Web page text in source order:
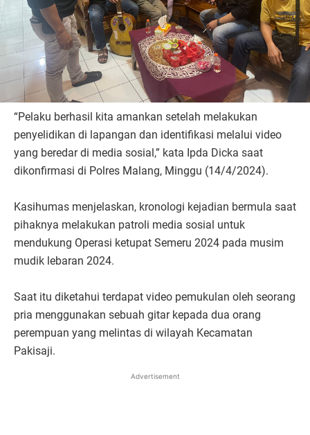
“Pelaku berhasil kita amankan setelah melakukan
penyelidikan di lapangan dan identifikasi melalui video
yang beredar di media sosial,” kata Ipda Dicka saat
dikonfirmasi di Polres Malang, Minggu (14/4/2024).
Kasihumas menjelaskan, kronologi kejadian bermula saat
pihaknya melakukan patroli media sosial untuk
mendukung Operasi ketupat Semeru 2024 pada musim
mudik lebaran 2024.
Saat itu diketahui terdapat video pemukulan oleh seorang
pria menggunakan sebuah gitar kepada dua orang
perempuan yang melintas di wilayah Kecamatan
Pakisaji.
Advertisement